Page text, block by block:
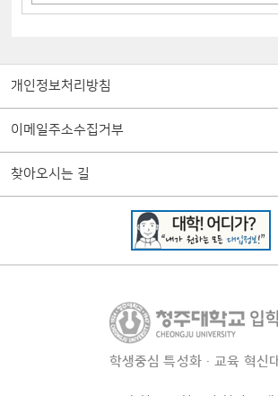
개인정보처리방침
이메일주소수집거부
찾아오시는 길
학생중심 특성화·교육 혁신